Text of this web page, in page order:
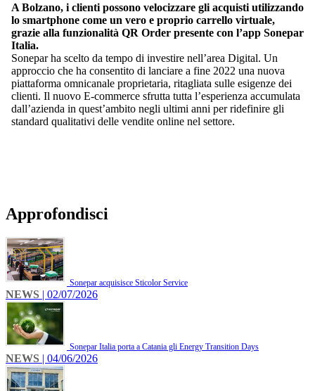
A Bolzano, i clienti possono velocizzare gli acquisti utilizzando
lo smartphone come un vero e proprio carrello virtuale,
grazie alla funzionalità QR Order presente con l’app Sonepar
Italia.
Sonepar ha scelto da tempo di investire nell’area Digital. Un
approccio che ha consentito di lanciare a fine 2022 una nuova
piattaforma omnicanale proprietaria, ritagliata sulle esigenze dei
clienti. Il nuovo E-commerce sfrutta tutta l’esperienza accumulata
dall’azienda in quest’ambito negli ultimi anni per ridefinire gli
standard qualitativi delle vendite online nel settore.
Approfondisci
Sonepar acquisisce Sticolor Service
NEWS | 02/07/2026
Sonepar Italia porta a Catania gli Energy Transition Days
NEWS | 04/06/2026